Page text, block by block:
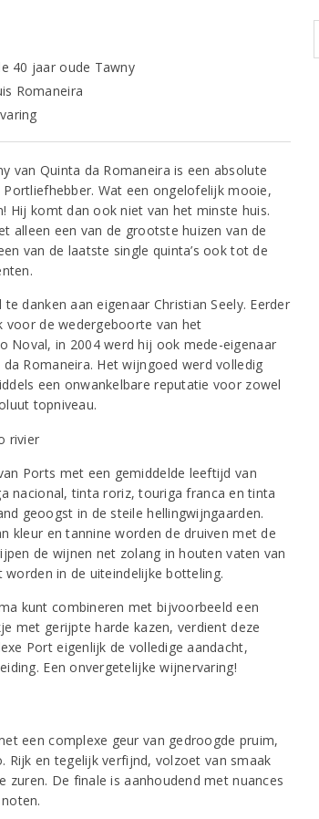
40 jaar oude Tawny
Romaneira
van Quinta da Romaneira is een absolute
Wat een ongelofelijk mooie,
Hij komt dan ook niet van het minste huis.
alleen een van de grootste huizen van de
van de laatste single quinta’s ook tot de
danken aan eigenaar Christian Seely. Eerder
voor de wedergeboorte van het
Noval, in 2004 werd hij ook mede-eigenaar
Romaneira. Het wijngoed werd volledig
een onwankelbare reputatie voor zowel
topniveau.
Ports met een gemiddelde leeftijd van
nacional, tinta roriz, touriga franca en tinta
geoogst in de steile hellingwijngaarden.
kleur en tannine worden de druiven met de
de wijnen net zolang in houten vaten van
in de uiteindelijke botteling.
kunt combineren met bijvoorbeeld een
met gerijpte harde kazen, verdient deze
Port eigenlijk de volledige aandacht,
Een onvergetelijke wijnervaring!
een complexe geur van gedroogde pruim,
Rijk en tegelijk verfijnd, volzoet van smaak
zuren. De finale is aanhoudend met nuances